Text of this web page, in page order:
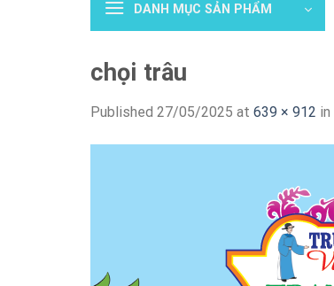
DANH MỤC SẢN PHẨM
chọi trâu
Published 27/05/2025 at 639 × 912 in